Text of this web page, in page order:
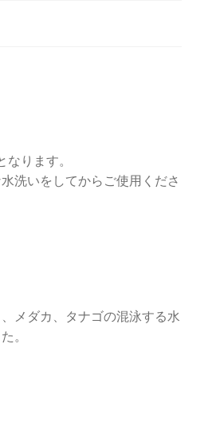
ります。
洗いをしてからご使用くださ
メダカ、タナゴの混泳する水
。